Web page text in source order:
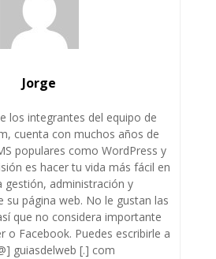
Jorge
los integrantes del equipo de
cuenta con muchos años de
populares como WordPress y
es hacer tu vida más fácil en
gestión, administración y
su página web. No le gustan las
que no considera importante
o Facebook. Puedes escribirle a
guiasdelweb [.] com